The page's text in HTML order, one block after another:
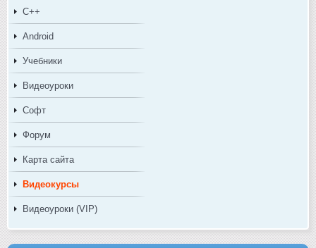
C++
Android
Учебники
Видеоуроки
Софт
Форум
Карта сайта
Видеокурсы
Видеоуроки (VIP)